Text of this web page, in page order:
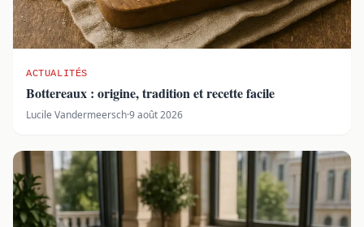
ACTUALITÉS
Bottereaux : origine, tradition et recette facile
Lucile Vandermeersch·9 août 2026